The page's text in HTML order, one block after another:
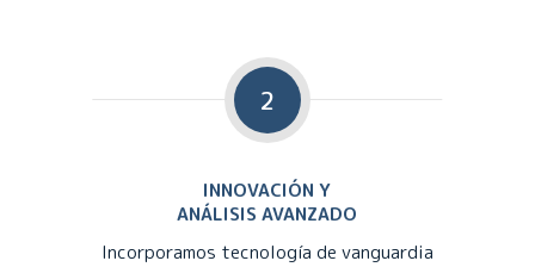
2
INNOVACIÓN Y
ANÁLISIS AVANZADO
Incorporamos tecnología de vanguardia